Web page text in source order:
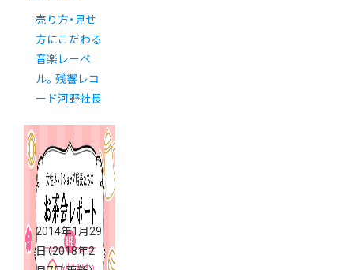
売り方・見せ
方にこだわる
音楽レーベ
ル。残響レコ
ード河野社長
2014年1月29
日（2018年2